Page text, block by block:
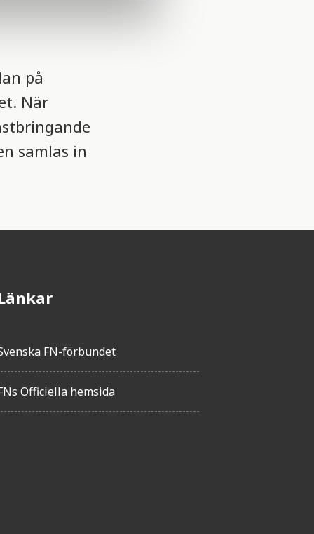
på
När
samlas in
FN-förbundet
Officiella hemsida